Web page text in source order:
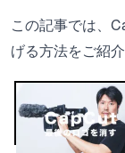
この記事では、
げる方法をご紹介